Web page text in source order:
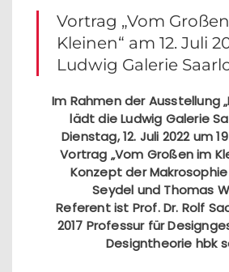
Vortrag „Vom
Kleinen“ am 12. Juli
Ludwig Galerie
Im Rahmen der Ausstellung
lädt die Ludwig Galerie
Dienstag, 12. Juli 2022 um
Vortrag „Vom Großen im
Konzept der
Seydel und Thomas
Referent ist Prof. Dr. Rolf
2017 Professur für
Designtheorie hbk